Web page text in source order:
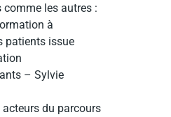
les autres :
à
patients issue
– Sylvie
acteurs du parcours